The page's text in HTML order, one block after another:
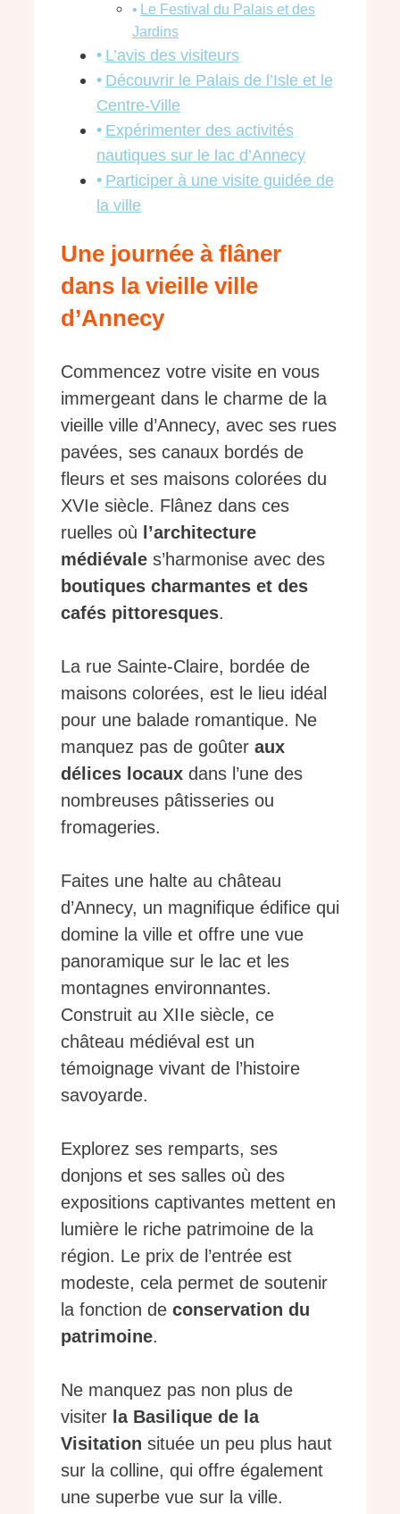
Le Festival du Palais et des
Jardins
L’avis des visiteurs
Découvrir le Palais de l’Isle et le
Centre-Ville
Expérimenter des activités
nautiques sur le lac d’Annecy
Participer à une visite guidée de
la ville
Une journée à flâner
dans la vieille ville
d’Annecy
Commencez votre visite en vous
immergeant dans le charme de la
vieille ville d’Annecy, avec ses rues
pavées, ses canaux bordés de
fleurs et ses maisons colorées du
XVIe siècle. Flânez dans ces
ruelles où l’architecture
médiévale s’harmonise avec des
boutiques charmantes et des
cafés pittoresques.
La rue Sainte-Claire, bordée de
maisons colorées, est le lieu idéal
pour une balade romantique. Ne
manquez pas de goûter aux
délices locaux dans l’une des
nombreuses pâtisseries ou
fromageries.
Faites une halte au château
d’Annecy, un magnifique édifice qui
domine la ville et offre une vue
panoramique sur le lac et les
montagnes environnantes.
Construit au XIIe siècle, ce
château médiéval est un
témoignage vivant de l’histoire
savoyarde.
Explorez ses remparts, ses
donjons et ses salles où des
expositions captivantes mettent en
lumière le riche patrimoine de la
région. Le prix de l’entrée est
modeste, cela permet de soutenir
la fonction de conservation du
patrimoine.
Ne manquez pas non plus de
visiter la Basilique de la
Visitation située un peu plus haut
sur la colline, qui offre également
une superbe vue sur la ville.